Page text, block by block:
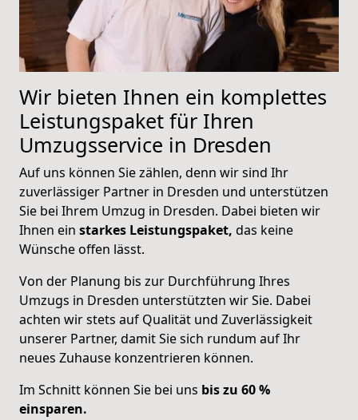
Wir bieten Ihnen ein komplettes
Leistungspaket für Ihren
Umzugsservice in Dresden
Auf uns können Sie zählen, denn wir sind Ihr
zuverlässiger Partner in Dresden und unterstützen
Sie bei Ihrem Umzug in Dresden. Dabei bieten wir
Ihnen ein starkes Leistungspaket, das keine
Wünsche offen lässt.
Von der Planung bis zur Durchführung Ihres
Umzugs in Dresden unterstützten wir Sie. Dabei
achten wir stets auf Qualität und Zuverlässigkeit
unserer Partner, damit Sie sich rundum auf Ihr
neues Zuhause konzentrieren können.
Im Schnitt können Sie bei uns bis zu 60 %
einsparen.